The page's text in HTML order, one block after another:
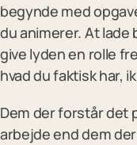
begynde med
du animerer. At
give lyden en rolle
hvad du faktisk har,
Dem der forstår det
arbejde end dem